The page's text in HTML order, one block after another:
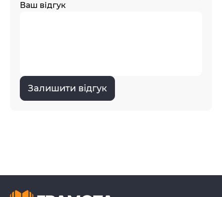
Ваш відгук
Залишити відгук